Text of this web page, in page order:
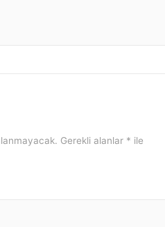
Gerekli alanlar * ile